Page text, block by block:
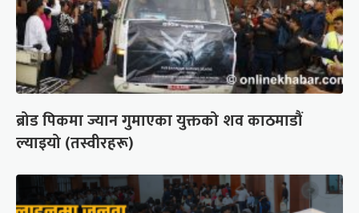
ब्रोड पिकमा ज्यान गुमाएका युक्तको शव काठमाडौं
ल्याइयो (तस्वीरहरू)